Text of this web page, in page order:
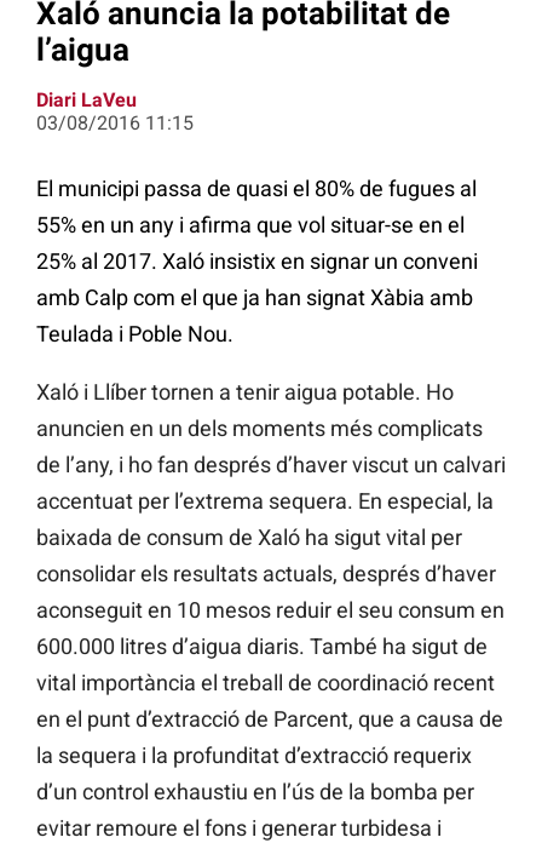
Xaló anuncia la potabilitat de
l’aigua
Diari LaVeu
03/08/2016 11:15
El municipi passa de quasi el 80% de fugues al
55% en un any i afirma que vol situar-se en el
25% al 2017. Xaló insistix en signar un conveni
amb Calp com el que ja han signat Xàbia amb
Teulada i Poble Nou.
Xaló i Llíber tornen a tenir aigua potable. Ho
anuncien en un dels moments més complicats
de l’any, i ho fan després d’haver viscut un calvari
accentuat per l’extrema sequera. En especial, la
baixada de consum de Xaló ha sigut vital per
consolidar els resultats actuals, després d’haver
aconseguit en 10 mesos reduir el seu consum en
600.000 litres d’aigua diaris. També ha sigut de
vital importància el treball de coordinació recent
en el punt d’extracció de Parcent, que a causa de
la sequera i la profunditat d’extracció requerix
d’un control exhaustiu en l’ús de la bomba per
evitar remoure el fons i generar turbidesa i